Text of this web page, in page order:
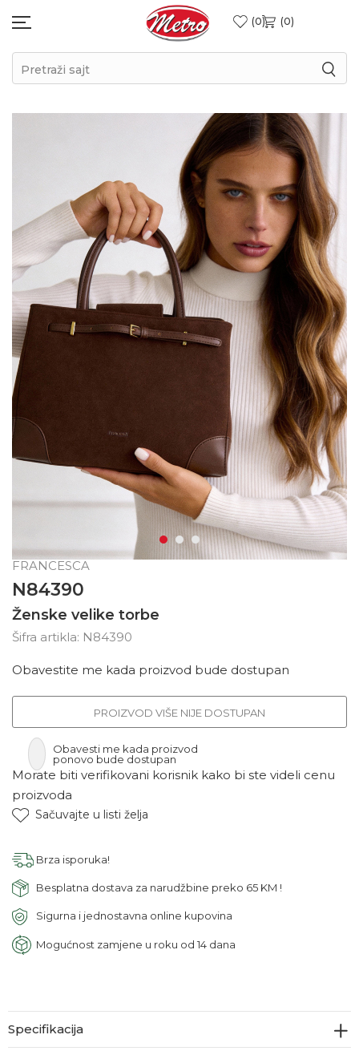
0 0
Pretraži sajt
FRANCESCA
N84390
Ženske velike torbe
Šifra artikla: N84390
Obavestite me kada proizvod bude dostupan
PROIZVOD VIŠE NIJE DOSTUPAN
Obavesti me kada proizvod
ponovo bude dostupan
Morate biti verifikovani korisnik kako bi ste videli cenu
proizvoda
Sačuvajte u listi želja
Brza isporuka!
Besplatna dostava za narudžbine preko 65 KM !
Sigurna i jednostavna online kupovina
Mogućnost zamjene u roku od 14 dana
Specifikacija